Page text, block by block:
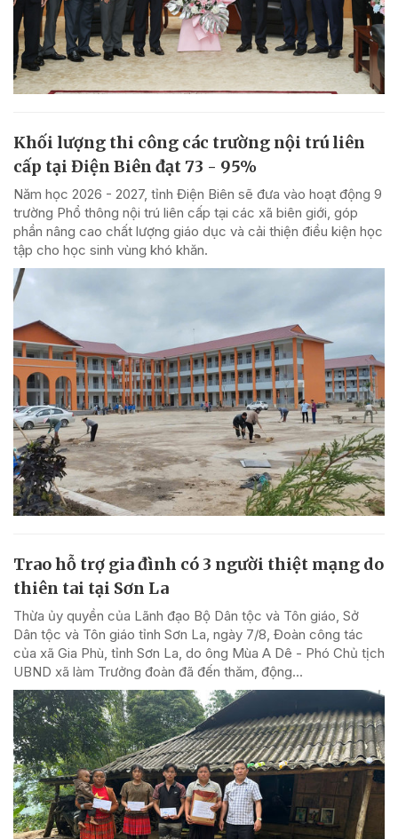
Khối lượng thi công các trường nội trú liên
cấp tại Điện Biên đạt 73 - 95%
Năm học 2026 - 2027, tỉnh Điện Biên sẽ đưa vào hoạt động 9
trường Phổ thông nội trú liên cấp tại các xã biên giới, góp
phần nâng cao chất lượng giáo dục và cải thiện điều kiện học
tập cho học sinh vùng khó khăn.
Trao hỗ trợ gia đình có 3 người thiệt mạng do
thiên tai tại Sơn La
Thừa ủy quyền của Lãnh đạo Bộ Dân tộc và Tôn giáo, Sở
Dân tộc và Tôn giáo tỉnh Sơn La, ngày 7/8, Đoàn công tác
của xã Gia Phù, tỉnh Sơn La, do ông Mùa A Dê - Phó Chủ tịch
UBND xã làm Trưởng đoàn đã đến thăm, động...